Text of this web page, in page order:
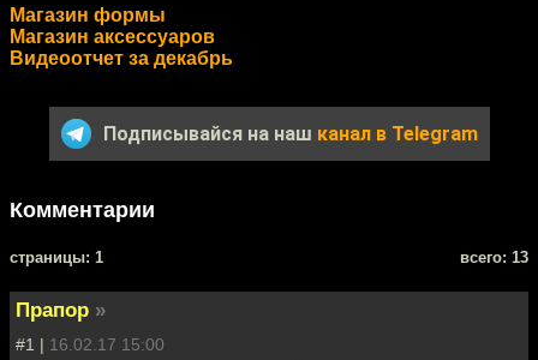
Магазин формы
Магазин аксессуаров
Видеоотчет за декабрь
Подписывайся на наш канал в Telegram
Комментарии
cтраницы: 1 всего: 13
Прапор »
#1 | 16.02.17 15:00